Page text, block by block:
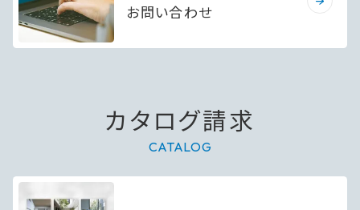
お問い合わせ
カタログ請求
CATALOG